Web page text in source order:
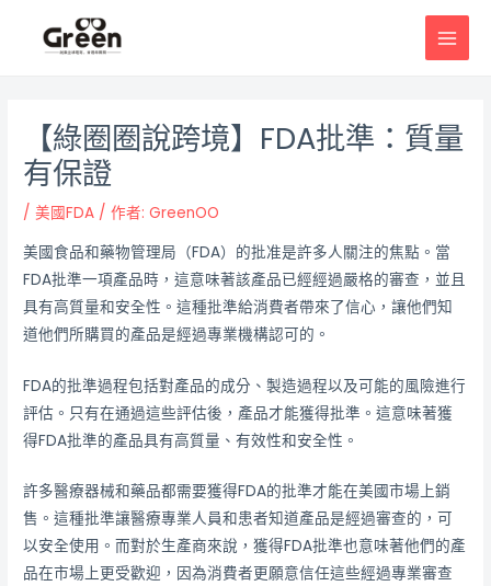
【綠圈圈說跨境】FDA批準：質量
有保證
/美國FDA / 作者:GreenOO
美國食品和藥物管理局（FDA）的批准是許多人關注的焦點。當
FDA批準一項產品時，這意味著該產品已經經過嚴格的審查，並且
具有高質量和安全性。這種批準給消費者帶來了信心，讓他們知
道他們所購買的產品是經過專業機構認可的。
FDA的批準過程包括對產品的成分、製造過程以及可能的風險進行
評估。只有在通過這些評估後，產品才能獲得批準。這意味著獲
得FDA批準的產品具有高質量、有效性和安全性。
許多醫療器械和藥品都需要獲得FDA的批準才能在美國市場上銷
售。這種批準讓醫療專業人員和患者知道產品是經過審查的，可
以安全使用。而對於生產商來說，獲得FDA批準也意味著他們的產
品在市場上更受歡迎，因為消費者更願意信任這些經過專業審查